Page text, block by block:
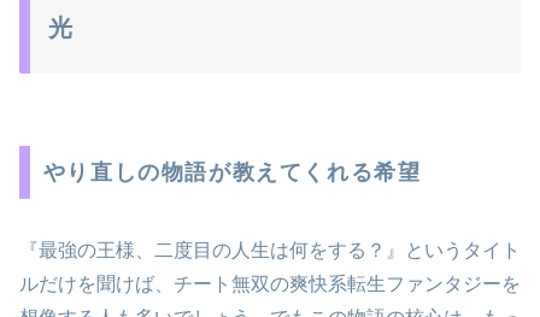
光
やり直しの物語が教えてくれる希望
『最強の王様、二度目の人生は何をする？』というタイト
ルだけを聞けば、チート無双の爽快系転生ファンタジーを